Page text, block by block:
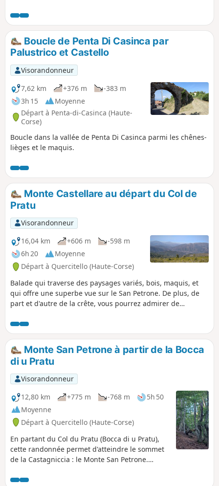
Boucle de Penta Di Casinca par
Palustrico et Castello
Visorandonneur
7,62 km
+376 m
-383 m
3h 15
Moyenne
Départ à Penta-di-Casinca (Haute-
Corse)
Boucle dans la vallée de Penta Di Casinca parmi les chênes-
lièges et le maquis.
Monte Castellare au départ du Col de
Pratu
Visorandonneur
16,04 km
+606 m
-598 m
6h 20
Moyenne
Départ à Quercitello (Haute-Corse)
Balade qui traverse des paysages variés, bois, maquis, et
qui offre une superbe vue sur le San Petrone. De plus, de
part et d'autre de la crête, vous pourrez admirer de
encore Monte, et avoir une vue sur San Anghjulu, en face.
Monte San Petrone à partir de la Bocca
di u Pratu
Visorandonneur
12,80 km
+775 m -768 m
5h 50
Moyenne
Départ à Quercitello (Haute-Corse)
En partant du Col du Pratu (Bocca di u Pratu),
cette randonnée permet d'atteindre le sommet
de la Castagniccia : le Monte San Petrone.
chemin et superbe panorama au sommet.